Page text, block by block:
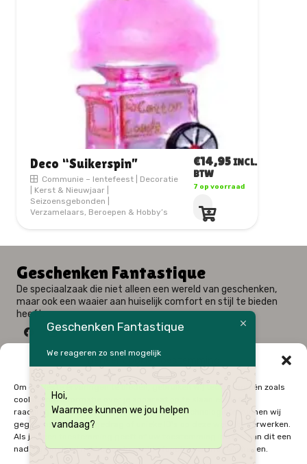
Beheer cookie toestemming
Om de beste ervaringen te bieden, gebruiken wij technologieën zoals
cookies om informatie over je apparaat op te slaan en/of te
raadplegen. Door in te stemmen met deze technologieën kunnen wij
gegevens zoals surfgedrag of unieke ID's op deze website verwerken.
Als je geen toestemming geeft of uw toestemming intrekt, kan dit een
nadelige invloed hebben op bepaalde functies en mogelijkheden.
Deco “Welcome to the
world little man”
Decoratie|Geboortegeschenk
Kerst & Nieuwjaar|
Seizoensgebonden
€14,95 INCL.
BTW
11 op voorraad
Geschenken Fantastique
De speciaalzaak die niet alleen een wereld van geschenken,
maar ook een waaier aan huiselijk comfort en stijl te bieden
heeft.
Webshop: Zwaluwenlaan 33 bus 301 – 8434 Westende
09 / 384 10 10
0496 / 34 51 64
Onze Openingsuren
Geschenken Fantastique
We reageren zo snel mogelijk
Hoi,
Waarmee kunnen we jou helpen
vandaag?